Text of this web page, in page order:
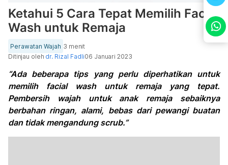
Ketahui 5 Cara Tepat Memilih Facial
Wash untuk Remaja
Perawatan Wajah 3 menit
Ditinjau oleh dr. Rizal Fadli06 Januari 2023
“Ada beberapa tips yang perlu diperhatikan untuk
memilih facial wash untuk remaja yang tepat.
Pembersih wajah untuk anak remaja sebaiknya
berbahan ringan, alami, bebas dari pewangi buatan
dan tidak mengandung scrub.”